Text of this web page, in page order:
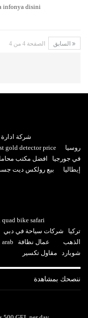
infonya disini
السابق الصفحة 4 من 4
شركة
روسيا
gold detector price
في جورجيا
افضل مكتب
إيطاليا
بيع رولكس ديت
quad bike safari
تركيا
شركات سياحة في دبي
الذهب
عمال نظافة
شوبارد
مقاول تكسير
ننصحك بمشاهدة